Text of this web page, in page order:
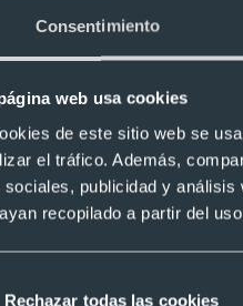
Consentimiento
web usa cookies
de este sitio web se
el tráfico. Además,
sociales, publicidad y
recopilado a partir del
Rechazar todas las cookies
con clip
Bolígrafo
aluminio con tacto
Ref. 8821407
Recíbelo